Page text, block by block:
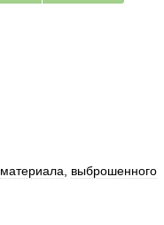
материала
выброшенного